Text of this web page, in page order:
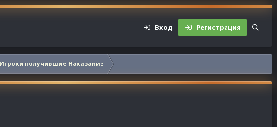
Вход Регистрация
Игроки получившие Наказание